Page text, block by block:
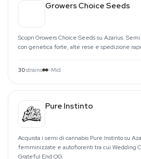
Growers Choice Seeds
Scopri Growers Choice Seeds su Azarius.
con genetica forte, alte rese e spedizione
30strains Mid
Pure Instinto
Acquista i semi di cannabis Pure Instinto su
femminizzate e autofiorenti tra cui Wedding
Grateful End OG.